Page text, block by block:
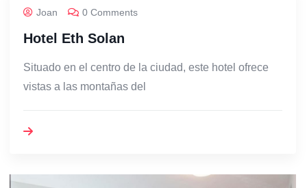
Joan 0 Comments
Hotel Eth Solan
Situado en el centro de la ciudad, este hotel ofrece
vistas a las montañas del